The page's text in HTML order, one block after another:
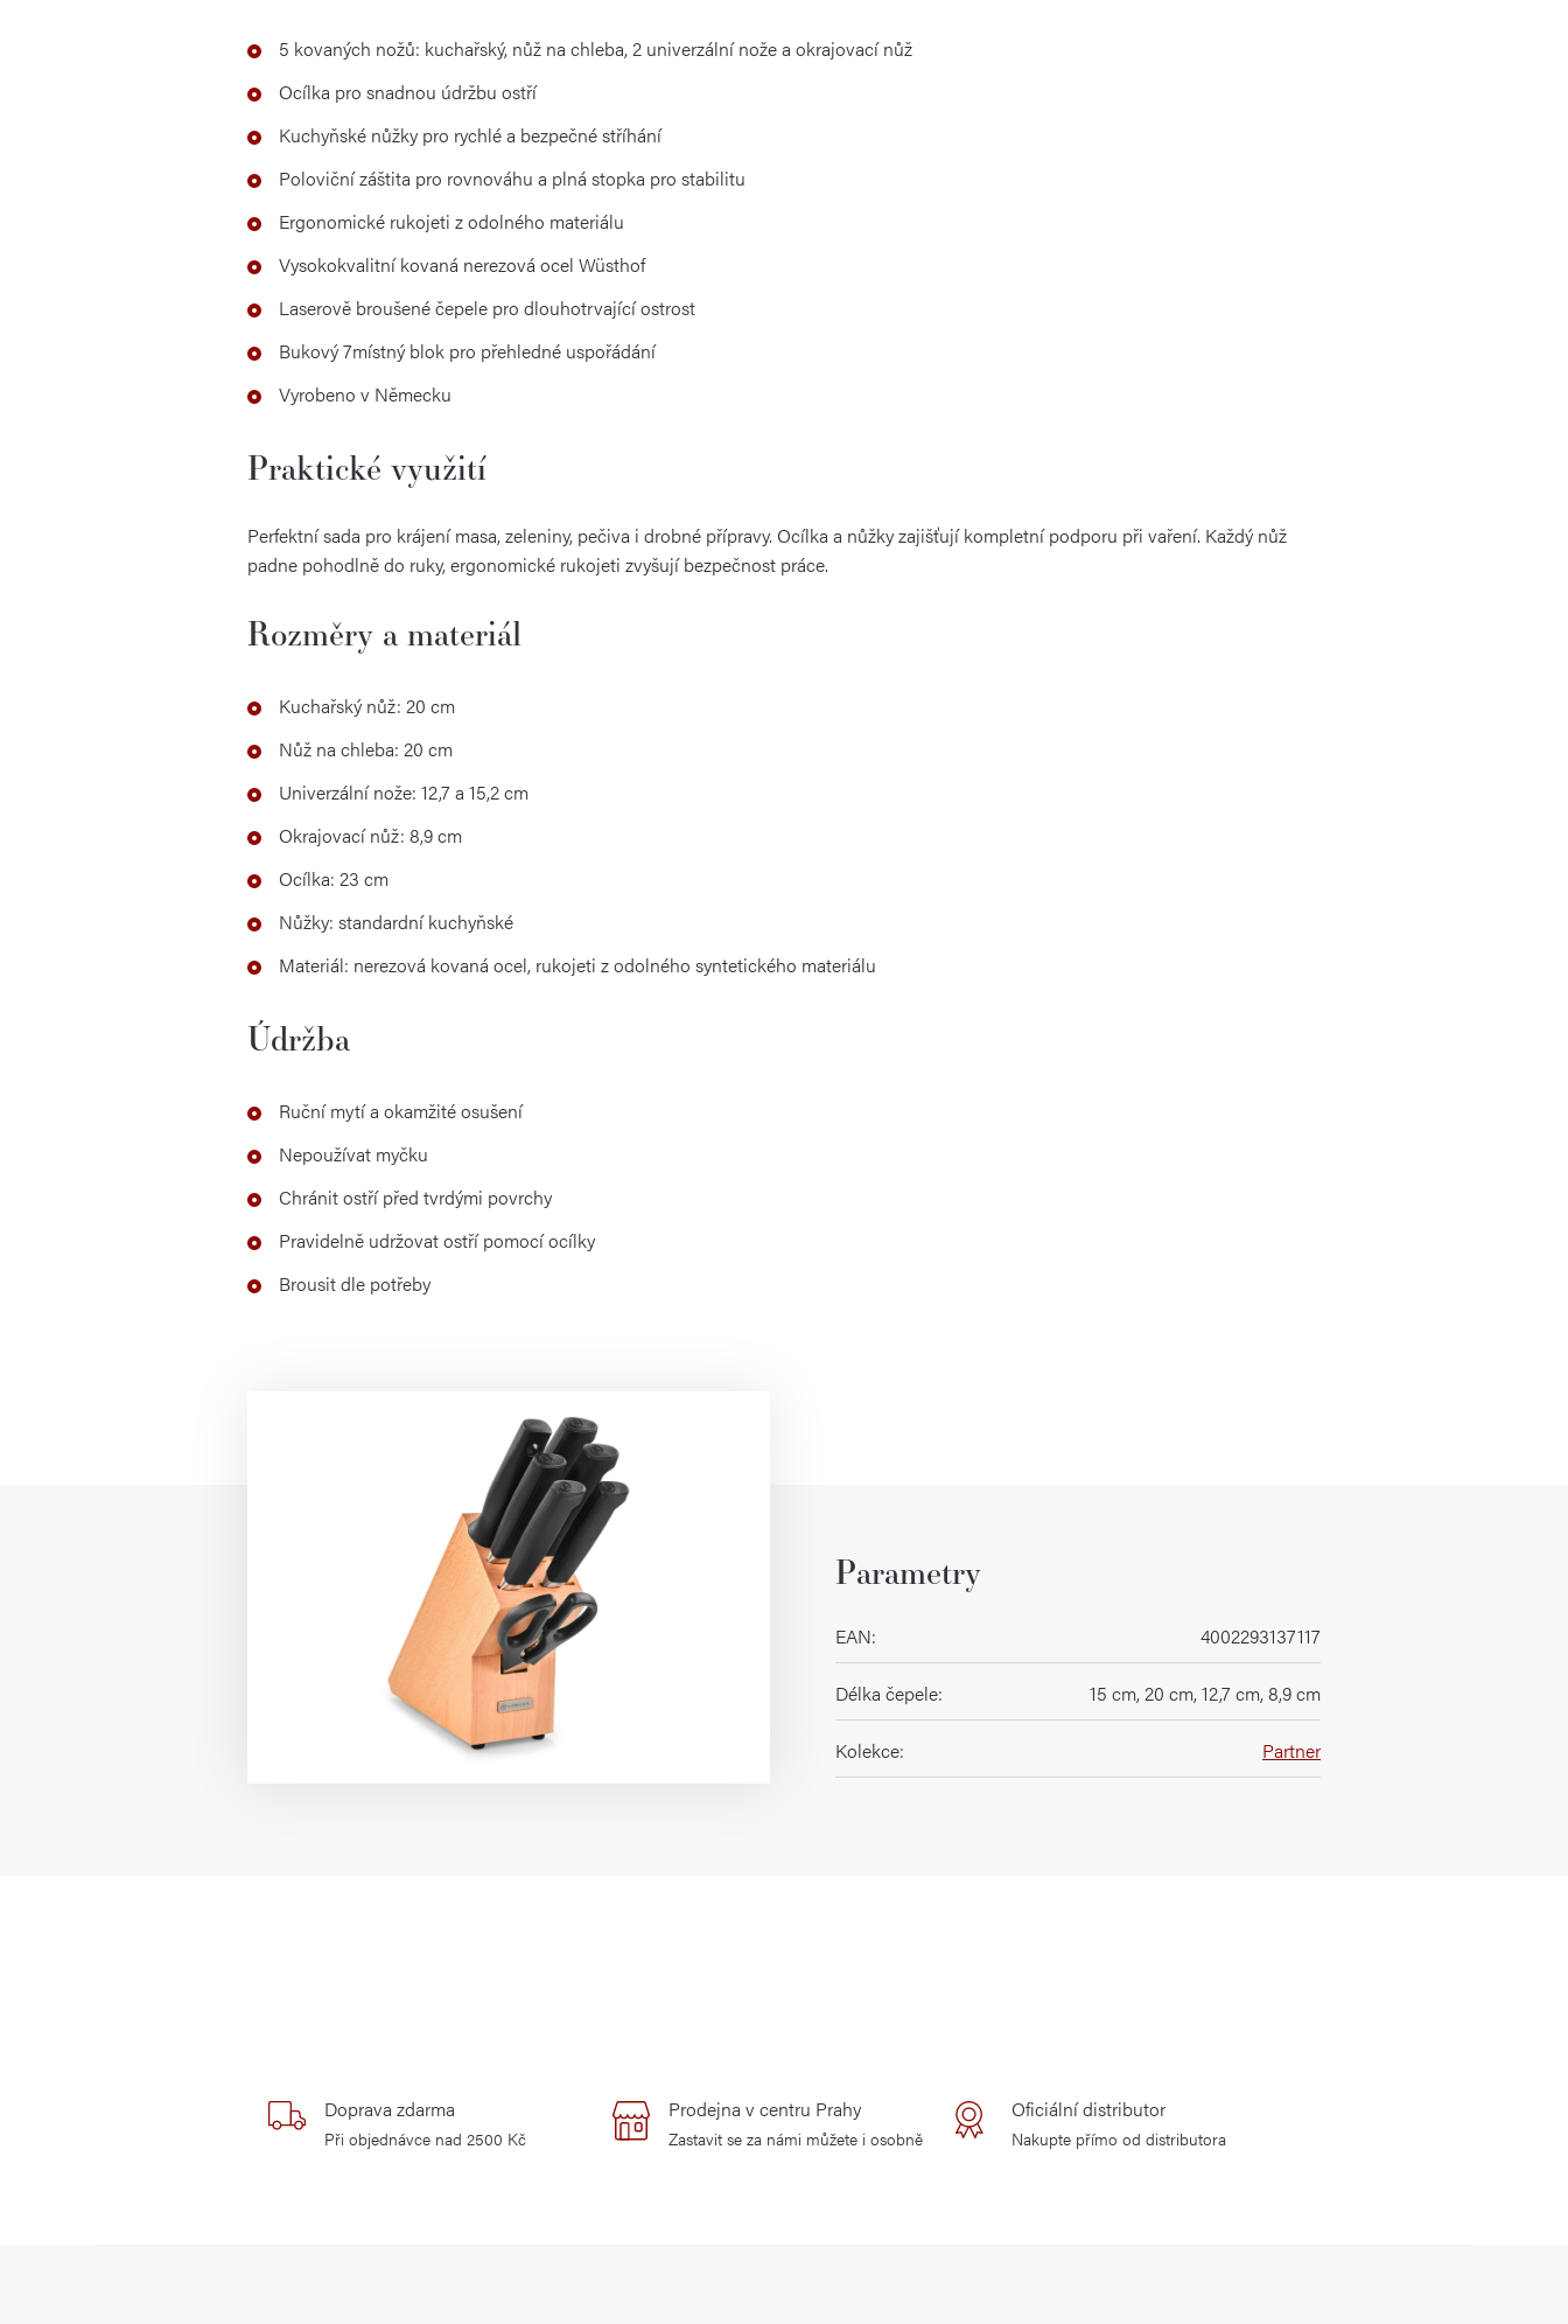
5 kovaných nožů: kuchařský, nůž na chleba, 2 univerzální nože a okrajovací nůž
Ocílka pro snadnou údržbu ostří
Kuchyňské nůžky pro rychlé a bezpečné stříhání
Poloviční záštita pro rovnováhu a plná stopka pro stabilitu
Ergonomické rukojeti z odolného materiálu
Vysokokvalitní kovaná nerezová ocel Wüsthof
Laserově broušené čepele pro dlouhotrvající ostrost
Bukový 7místný blok pro přehledné uspořádání
Vyrobeno v Německu
Praktické využití
Perfektní sada pro krájení masa, zeleniny, pečiva i drobné přípravy. Ocílka a nůžky zajišťují kompletní podporu při vaření. Každý nůž
padne pohodlně do ruky, ergonomické rukojeti zvyšují bezpečnost práce.
Rozměry a materiál
Kuchařský nůž: 20 cm
Nůž na chleba: 20 cm
Univerzální nože: 12,7 a 15,2 cm
Okrajovací nůž: 8,9 cm
Ocílka: 23 cm
Nůžky: standardní kuchyňské
Materiál: nerezová kovaná ocel, rukojeti z odolného syntetického materiálu
Údržba
Ruční mytí a okamžité osušení
Nepoužívat myčku
Chránit ostří před tvrdými povrchy
Pravidelně udržovat ostří pomocí ocílky
Brousit dle potřeby
Parametry
EAN: 4002293137117
Délka čepele: 15 cm, 20 cm, 12,7 cm, 8,9 cm
Kolekce: Partner
Doprava zdarma
Při objednávce nad 2500 Kč
Prodejna v centru Prahy
Zastavit se za námi můžete i osobně
Oficiální distributor
Nakupte přímo od distributora